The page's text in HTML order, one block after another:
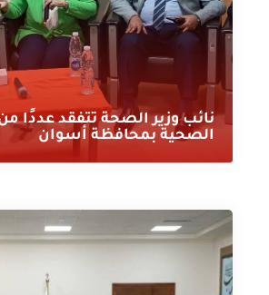
نائب وزير الصحة تتفقد عددًا
الصحية بمحافظة أسوان